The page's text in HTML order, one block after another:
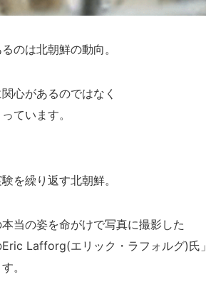
のは北朝鮮の動向。
心があるのではなく
ています。
を繰り返す北朝鮮。
当の姿を命がけで写真に撮影した
Eric Lafforg(エリック・ラフォルグ)氏」
。